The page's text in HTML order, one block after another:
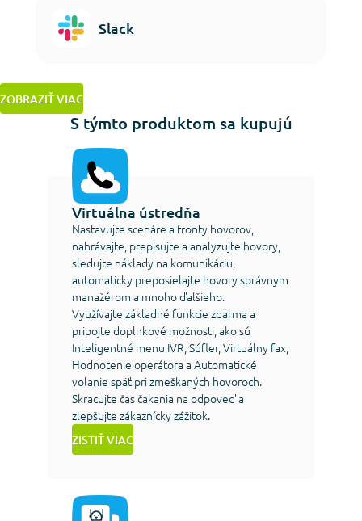
Slack
ZOBRAZIŤ VIAC
S týmto produktom sa kupujú
Virtuálna ústredňa
Nastavujte scenáre a fronty hovorov,
nahrávajte, prepisujte a analyzujte hovory,
sledujte náklady na komunikáciu,
automaticky preposielajte hovory správnym
manažérom a mnoho ďalšieho.
Využívajte základné funkcie zdarma a
pripojte doplnkové možnosti, ako sú
Inteligentné menu IVR, Súfler, Virtuálny fax,
Hodnotenie operátora a Automatické
volanie späť pri zmeškaných hovoroch.
Skracujte čas čakania na odpoveď a
zlepšujte zákaznícky zážitok.
ZISTIŤ VIAC